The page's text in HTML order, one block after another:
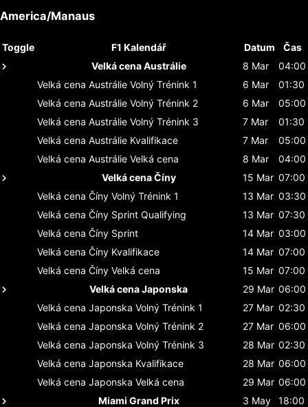
America/Manaus
Toggle F1 Kalendář Datum
Čas
Velká cena Austrálie
8 Mar
04:00
Velká cena Austrálie Volný Trénink 1 6 Mar
01:30
Velká cena Austrálie Volný Trénink 2 6 Mar
05:00
Velká cena Austrálie Volný Trénink 3 7 Mar
01:30
Velká cena Austrálie Kvalifikace 7 Mar
05:00
Velká cena Austrálie Velká cena 8 Mar
04:00
Velká cena Číny
15 Mar 07:00
Velká cena Číny Volný Trénink 1 13 Mar 03:30
Velká cena Číny Sprint Qualifying 13 Mar 07:30
Velká cena Číny Sprint 14 Mar 03:00
Velká cena Číny Kvalifikace 14 Mar 07:00
Velká cena Číny Velká cena 15 Mar 07:00
Velká cena Japonska
29 Mar 06:00
Velká cena Japonska Volný Trénink 1 27 Mar 02:30
Velká cena Japonska Volný Trénink 2 27 Mar 06:00
Velká cena Japonska Volný Trénink 3 28 Mar 02:30
Velká cena Japonska Kvalifikace 28 Mar 06:00
Velká cena Japonska Velká cena 29 Mar 06:00
Miami Grand Prix
3 May
18:00